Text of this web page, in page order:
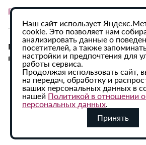
Политика в отношении обработки
При использовании материалов
гиперссылка на ИА «Регион 64»
Наш сайт использует
cookie. Это позволяет нам
анализировать данные о
посетителей, а также
настройки и предпочтения для
работы сервиса.
Продолжая использовать сайт,
на передач, обработку и
ваших персональных данных в
нашей Политикой в отношении
персональных данных.
Принять